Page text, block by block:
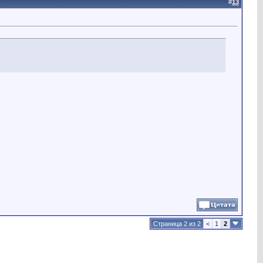
#13
Страница 2 из 2 < 1 2